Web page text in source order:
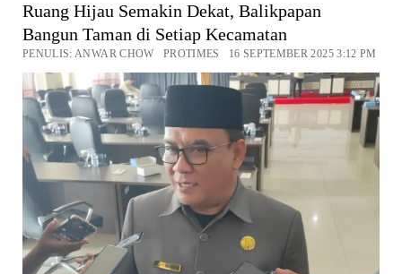
Ruang Hijau Semakin Dekat, Balikpapan
Bangun Taman di Setiap Kecamatan
PENULIS: ANWAR CHOW PROTIMES 16 SEPTEMBER 2025 3:12 PM